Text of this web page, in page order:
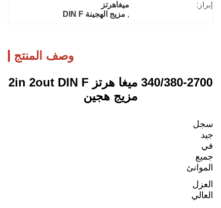
إبراز:
ميغاهرتز
, مزيج الهجينة DIN F
وصف المنتج
340/380-2700 ميغا هرتز 2in 2out DIN F
مزيج هجين
سجل
جيد
في
جميع
الموانئ
العزل
العالي